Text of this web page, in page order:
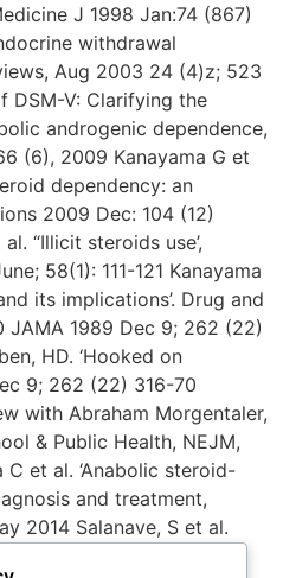
J 1998 Jan:74 (867)
withdrawal
Aug 2003 24 (4)z; 523
DSM-V: Clarifying the
androgenic dependence,
(6), 2009 Kanayama G et
dependency: an
2009 Dec: 104 (12)
“Illicit steroids use’,
58(1): 111-121 Kanayama
its implications’. Drug and
JAMA 1989 Dec 9; 262 (22)
HD. ‘Hooked on
9; 262 (22) 316-70
with Abraham Morgentaler,
& Public Health, NEJM,
et al. ‘Anabolic steroid-
and treatment,
2014 Salanave, S et al.
hypogonadism: